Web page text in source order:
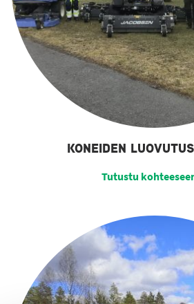
KONEIDEN
Tutustu